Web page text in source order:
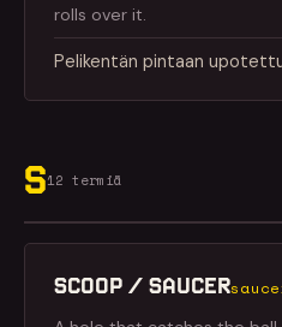
rolls over it.
Pelikentän pintaan
S12 termiä
SCOOP / SAUCER